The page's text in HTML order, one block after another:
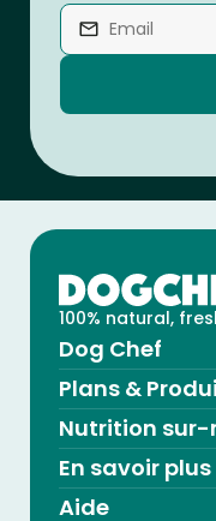
100% natural,
Dog Chef
Plans &
Nutrition sur-
En savoir plus
Aide